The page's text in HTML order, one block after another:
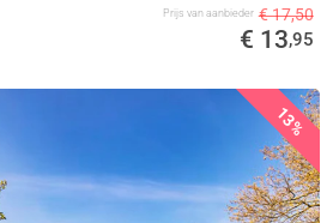
Prijs van aanbieder € 17,50
€ 13,95
13%